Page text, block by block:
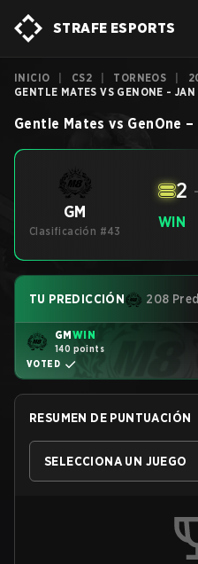
STRAFE ESPORTS
INICIO CS2 TORNEOS
GENTLE MATES VS GENONE -
Gentle Mates vs GenOne –
GM
Clasificación #43
WIN
2
TU PREDICCIÓN 208
GMWIN
140 points
VOTED
RESUMEN DE PUNTUACIÓN
SELECCIONA UN JUEGO